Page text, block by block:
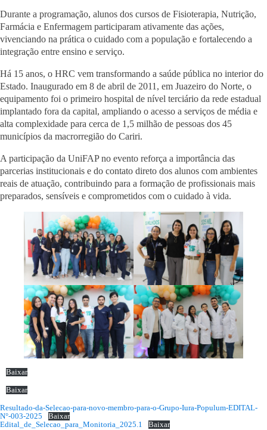
Durante a programação, alunos dos cursos de Fisioterapia, Nutrição,
Farmácia e Enfermagem participaram ativamente das ações,
vivenciando na prática o cuidado com a população e fortalecendo a
integração entre ensino e serviço.
Há 15 anos, o HRC vem transformando a saúde pública no interior do
Estado. Inaugurado em 8 de abril de 2011, em Juazeiro do Norte, o
equipamento foi o primeiro hospital de nível terciário da rede estadual
implantado fora da capital, ampliando o acesso a serviços de média e
alta complexidade para cerca de 1,5 milhão de pessoas dos 45
municípios da macrorregião do Cariri.
A participação da UniFAP no evento reforça a importância das
parcerias institucionais e do contato direto dos alunos com ambientes
reais de atuação, contribuindo para a formação de profissionais mais
preparados, sensíveis e comprometidos com o cuidado à vida.
Baixar
Baixar
Resultado-da-Selecao-para-novo-membro-para-o-Grupo-Iura-Populum-EDITAL-
N°-003-2025
Baixar
Edital_de_Selecao_para_Monitoria_2025.1
Baixar